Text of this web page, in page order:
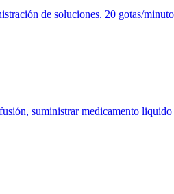
de soluciones. 20 gotas/
suministrar medicamento